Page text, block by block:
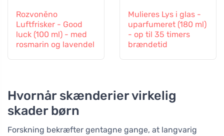
Rozvoněno
Luftfrisker - Good
luck (100 ml) - med
rosmarin og lavendel
Mulieres Lys i glas -
uparfumeret (180 ml)
- op til 35 timers
brændetid
Hvornår skænderier virkelig
skader børn
Forskning bekræfter gentagne gange, at langvarig